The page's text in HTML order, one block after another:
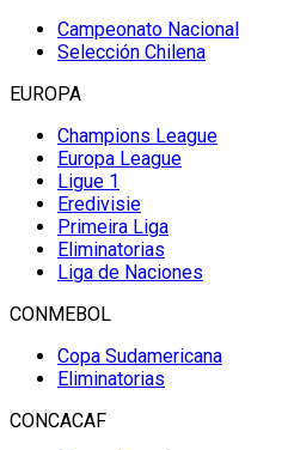
Campeonato Nacional
Selección Chilena
EUROPA
Champions League
Europa League
Ligue 1
Eredivisie
Primeira Liga
Eliminatorias
Liga de Naciones
CONMEBOL
Copa Sudamericana
Eliminatorias
CONCACAF